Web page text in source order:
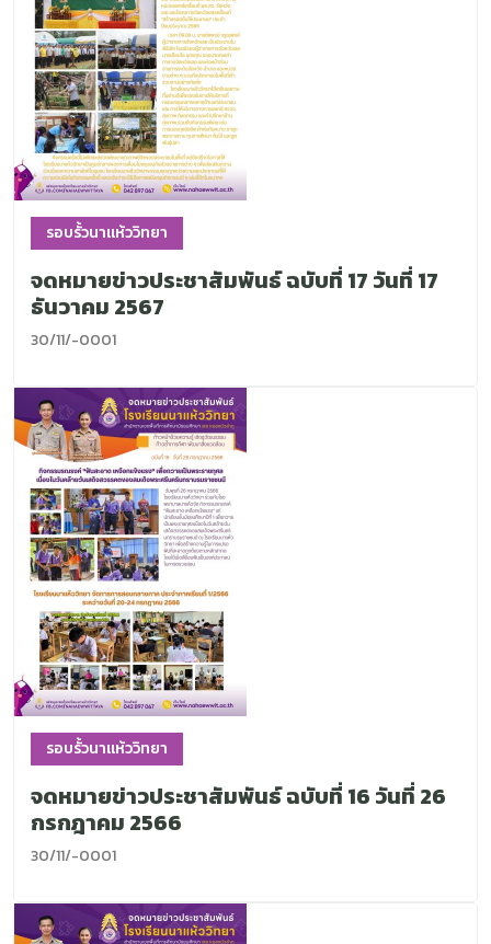
รอบรั้วนาแห้ววิทยา
จดหมายข่าวประชาสัมพันธ์ ฉบับที่ 17 วันที่ 17
ธันวาคม 2567
30/11/-0001
รอบรั้วนาแห้ววิทยา
จดหมายข่าวประชาสัมพันธ์ ฉบับที่ 16 วันที่ 26
กรกฎาคม 2566
30/11/-0001